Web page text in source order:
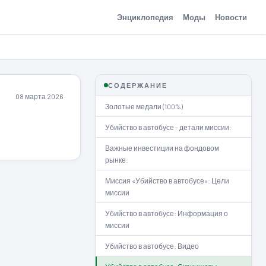
Энциклопедия Моды Новости
08 марта 2026
СОДЕРЖАНИЕ
Золотые медали (100%)
Убийство в автобусе - детали миссии:
Важные инвестиции на фондовом
рынке:
Миссия «Убийство в автобусе»: Цели
миссии
Убийство в автобусе: Информация о
миссии
Убийство в автобусе: Видео